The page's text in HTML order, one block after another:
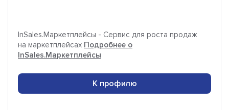
InSales.Маркетплейсы - Сервис для роста продаж
на маркетплейсах Подробнее о
InSales.Маркетплейсы
К профилю